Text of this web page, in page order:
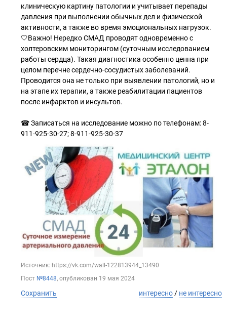
клиническую картину патологии и учитывает перепады
давления при выполнении обычных дел и физической
активности, а также во время эмоциональных нагрузок.
🤍Важно! Нередко СМАД проводят одновременно с
холтеровским мониторингом (суточным исследованием
работы сердца). Такая диагностика особенно ценна при
целом перечне сердечно-сосудистых заболеваний.
Проводится она не только при выявлении патологий, но и
на этапе их терапии, а также реабилитации пациентов
после инфарктов и инсультов.
☎ Записаться на исследование можно по телефонам: 8-
911-925-30-27; 8-911-925-30-37
Источник: https://vk.com/wall-122813944_13490
Пост №8448, опубликован 19 мая 2024
Сохранить интересно / не интересно